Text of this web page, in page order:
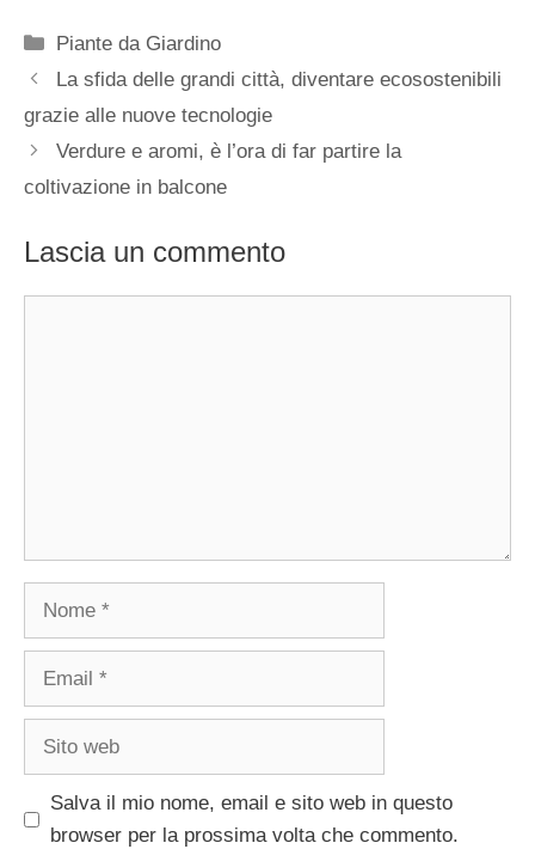
Categorie
Piante da Giardino
La sfida delle grandi città, diventare ecosostenibili
grazie alle nuove tecnologie
Verdure e aromi, è l’ora di far partire la
coltivazione in balcone
Lascia un commento
Nome
Email
Sito
Salva il mio nome, email e sito web in questo
browser per la prossima volta che commento.